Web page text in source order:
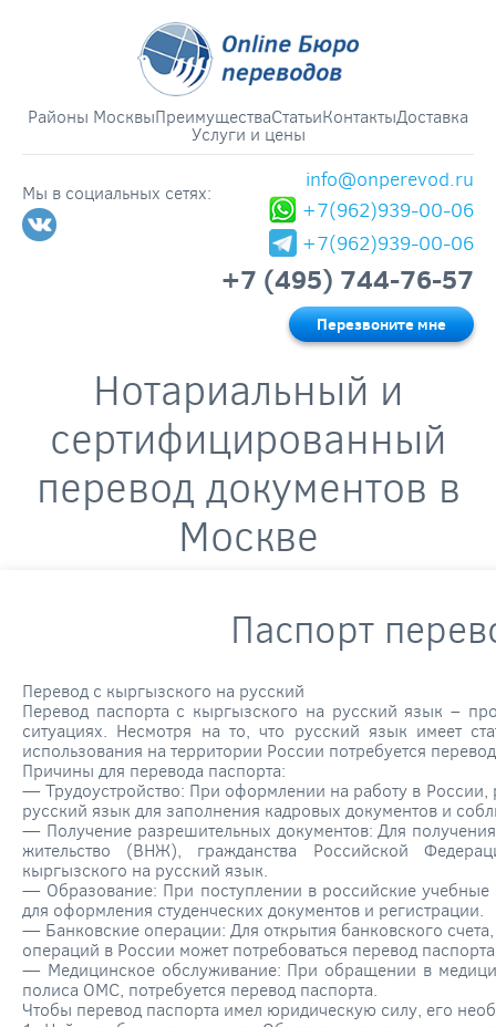
Районы МосквыПреимуществаСтатьиКонтактыДоставка
Услуги и цены
Мы в социальных сетях:
info@onperevod.ru
+7(962)939-00-06
+7(962)939-00-06
+7 (495) 744-76-57
Перезвоните мне
Нотариальный и
сертифицированный
перевод документов в
Москве
Паспорт
Перевод с кыргызского на русский
Перевод паспорта с кыргызского на русский язык –
ситуациях. Несмотря на то, что русский язык имеет
использования на территории России потребуется
Причины для перевода паспорта:
— Трудоустройство: При оформлении на работу в России,
русский язык для заполнения кадровых документов и
— Получение разрешительных документов: Для
жительство (ВНЖ), гражданства Российской
кыргызского на русский язык.
— Образование: При поступлении в российские учебные
для оформления студенческих документов и регистрации.
— Банковские операции: Для открытия банковского
операций в России может потребоваться перевод
— Медицинское обслуживание: При обращении в
полиса ОМС, потребуется перевод паспорта.
Чтобы перевод паспорта имел юридическую силу, его